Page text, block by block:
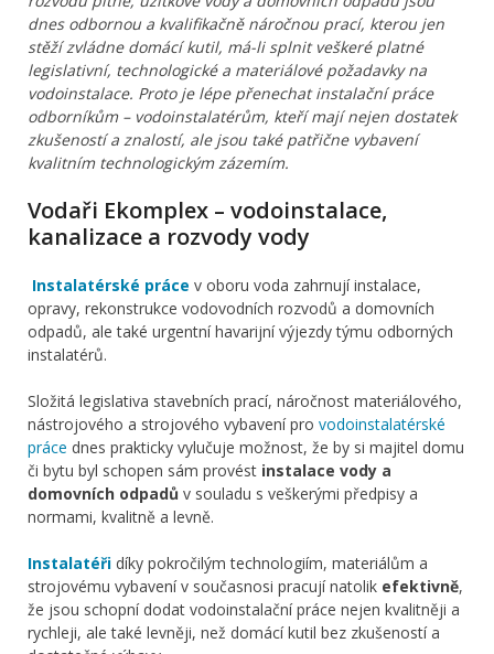
dnes odbornou a kvalifikačně náročnou prací, kterou jen
stěží zvládne domácí kutil, má-li splnit veškeré platné
legislativní, technologické a materiálové požadavky na
vodoinstalace. Proto je lépe přenechat instalační práce
odborníkům – vodoinstalatérům, kteří mají nejen dostatek
zkušeností a znalostí, ale jsou také patřične vybavení
kvalitním technologickým zázemím.
Vodaři Ekomplex – vodoinstalace,
kanalizace a rozvody vody
Instalatérské práce v oboru voda zahrnují instalace,
opravy, rekonstrukce vodovodních rozvodů a domovních
odpadů, ale také urgentní havarijní výjezdy týmu odborných
instalatérů.
Složitá legislativa stavebních prací, náročnost materiálového,
nástrojového a strojového vybavení pro vodoinstalatérské
práce dnes prakticky vylučuje možnost, že by si majitel domu
či bytu byl schopen sám provést instalace vody a
domovních odpadů v souladu s veškerými předpisy a
normami, kvalitně a levně.
Instalatéři díky pokročilým technologiím, materiálům a
strojovému vybavení v současnosi pracují natolik efektivně,
že jsou schopní dodat vodoinstalační práce nejen kvalitněji a
rychleji, ale také levněji, než domácí kutil bez zkušeností a